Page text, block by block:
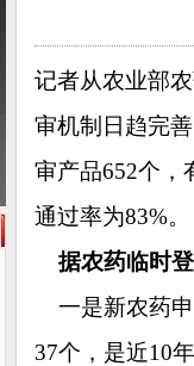
记者从农业部
审机制日趋完
审产品652个，
通过率为83%。
据农药临时
一是新农药申
37个，是近10